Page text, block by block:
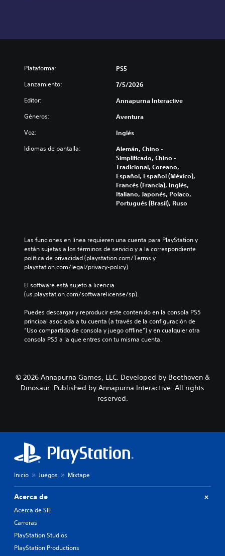
Plataforma: PS5
Lanzamiento: 7/5/2026
Editor: Annapurna Interactive
Géneros: Aventura
Voz: Inglés
Idiomas de pantalla:
Alemán, Chino -
Simplificado, Chino -
Tradicional, Coreano,
Español, Español (México),
Francés (Francia), Inglés,
Italiano, Japonés, Polaco,
Portugués (Brasil), Ruso
Las funciones en línea requieren una cuenta para PlayStation y
están sujetas a los términos de servicio y a la correspondiente
política de privacidad (playstation.com/Terms y
playstation.com/legal/privacy-policy).
El software está sujeto a licencia
(us.playstation.com/softwarelicense/sp).
Puedes descargar y reproducir este contenido en la consola PS5
principal asociada a tu cuenta (a través de la configuración de
“Uso compartido de consola y juego offline”) y en cualquier otra
consola PS5 a la que entres con tu misma cuenta.
© 2026 Annapurna Games, LLC. Developed by Beethoven &
Dinosaur. Published by Annapurna Interactive. All rights
reserved.
Inicio Juegos Mixtape
Acerca de
Acerca de SIE
Carreras
PlayStation Studios
PlayStation Productions